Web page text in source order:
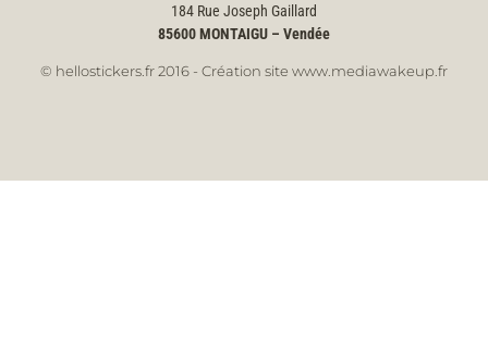
184 Rue Joseph Gaillard
85600MONTAIGU – Vendée
© hellostickers.fr 2016 - Création site www.mediawakeup.fr